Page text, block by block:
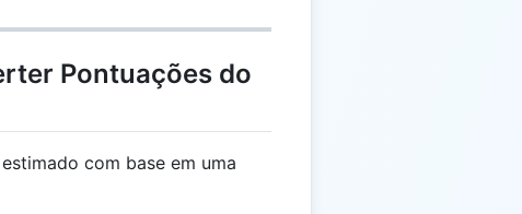
Pontuações do
com base em uma